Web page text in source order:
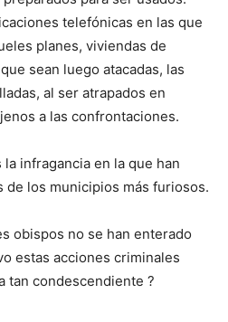
telefónicas en las que
planes, viviendas de
sean luego atacadas, las
al ser atrapados en
a las confrontaciones.
infragancia en la que han
de los municipios más furiosos.
obispos no se han enterado
estas acciones criminales
tan condescendiente ?